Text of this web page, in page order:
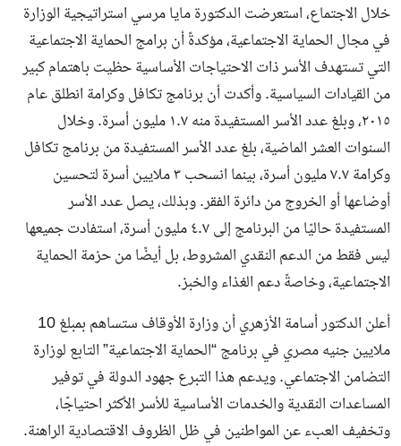
خلال الاجتماع، استعرضت الدكتورة مايا مرسي استراتيجية الوزارة
في مجال الحماية الاجتماعية، مؤكدةً أن برامج الحماية الاجتماعية
التي تستهدف الأسر ذات الاحتياجات الأساسية حظيت باهتمام كبير
من القيادات السياسية. وأكدت أن برنامج تكافل وكرامة انطلق عام
٢٠١٥، وبلغ عدد الأسر المستفيدة منه ١.٧ مليون أسرة. وخلال
السنوات العشر الماضية، بلغ عدد الأسر المستفيدة من برنامج تكافل
وكرامة ٧.٧ مليون أسرة، بينما انسحب ٣ ملايين أسرة لتحسين
أوضاعها أو الخروج من دائرة الفقر. وبذلك، يصل عدد الأسر
المستفيدة حاليًا من البرنامج إلى ٤.٧ مليون أسرة، استفادت جميعها
ليس فقط من الدعم النقدي المشروط، بل أيضًا من حزمة الحماية
الاجتماعية، وخاصةً دعم الغذاء والخبز.
أعلن الدكتور أسامة الأزهري أن وزارة الأوقاف ستساهم بمبلغ 10
ملايين جنيه مصري في برنامج “الحماية الاجتماعية” التابع لوزارة
التضامن الاجتماعي. ويدعم هذا التبرع جهود الدولة في توفير
المساعدات النقدية والخدمات الأساسية للأسر الأكثر احتياجًا،
وتخفيف العبء عن المواطنين في ظل الظروف الاقتصادية الراهنة.